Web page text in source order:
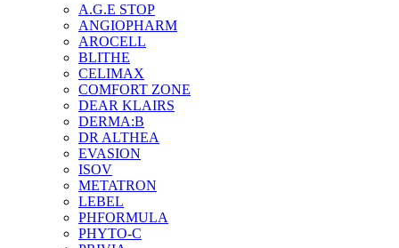
A.G.E STOP
ANGIOPHARM
AROCELL
BLITHE
CELIMAX
COMFORT ZONE
DEAR KLAIRS
DERMA:B
DR ALTHEA
EVASION
ISOV
METATRON
LEBEL
PHFORMULA
PHYTO-C